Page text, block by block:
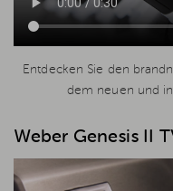
Entdecken Sie den
dem neuen und
Weber Genesis II